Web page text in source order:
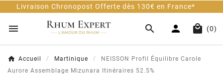
Chronopost Offerte dès 130€ en France*
    (0)
Accueil Martinique
NEISSON Profil Équilibre Carole
Aurore Assemblage Mizunara Itinéraires 52.5%